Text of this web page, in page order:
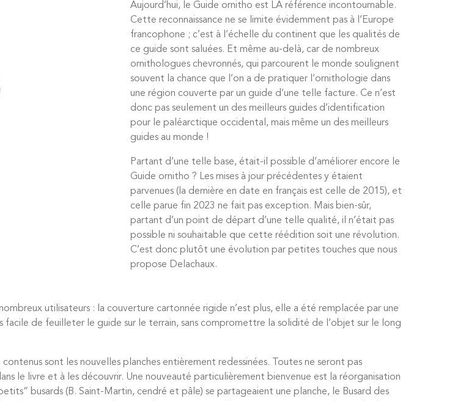
Aujourd’hui, le Guide ornitho est LA référence incontournable.
Cette reconnaissance ne se limite évidemment pas à l’Europe
francophone ; c’est à l’échelle du continent que les qualités de
ce guide sont saluées. Et même au-delà, car de nombreux
ornithologues chevronnés, qui parcourent le monde soulignent
souvent la chance que l’on a de pratiquer l’ornithologie dans
une région couverte par un guide d’une telle facture. Ce n’est
donc pas seulement un des meilleurs guides d’identification
pour le paléarctique occidental, mais même un des meilleurs
guides au monde !
Partant d’une telle base, était-il possible d’améliorer encore le
Guide ornitho ? Les mises à jour précédentes y étaient
parvenues (la dernière en date en français est celle de 2015), et
celle parue fin 2023 ne fait pas exception. Mais bien-sûr,
partant d’un point de départ d’une telle qualité, il n’était pas
possible ni souhaitable que cette réédition soit une révolution.
C’est donc plutôt une évolution par petites touches que nous
propose Delachaux.
utilisateurs : la couverture cartonnée rigide n’est plus, elle a été remplacée par une
de feuilleter le guide sur le terrain, sans compromettre la solidité de l’objet sur le long
sont les nouvelles planches entièrement redessinées. Toutes ne seront pas
le livre et à les découvrir. Une nouveauté particulièrement bienvenue est la réorganisation
busards (B. Saint-Martin, cendré et pâle) se partageaient une planche, le Busard des